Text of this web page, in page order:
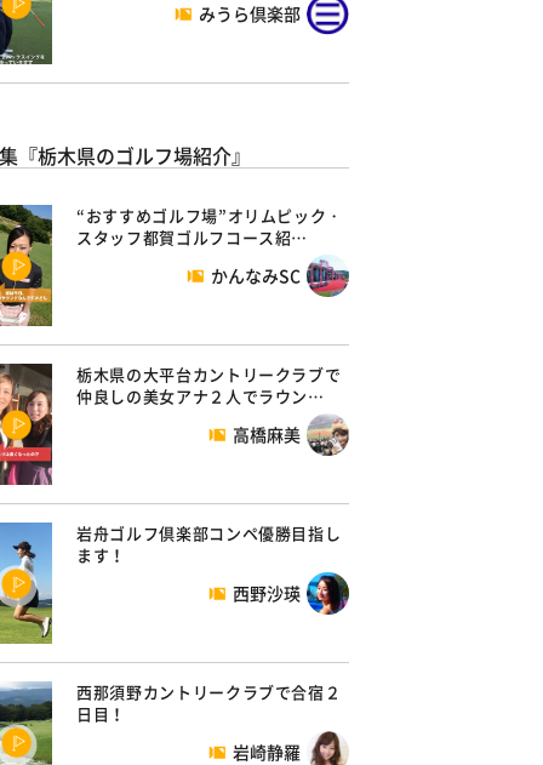
みうら倶楽部
『栃木県のゴルフ場紹介』
“おすすめゴルフ場”オリムピック・
スタッフ都賀ゴルフコース紹…
かんなみSC
栃木県の大平台カントリークラブで
仲良しの美女アナ２人でラウン…
高橋麻美
岩舟ゴルフ倶楽部コンペ優勝目指し
ます！
西野沙瑛
西那須野カントリークラブで合宿２
日目！
岩崎静羅